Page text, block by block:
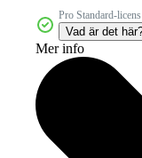
Pro Standard-licens
Vad är det
Mer info